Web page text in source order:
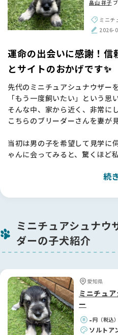
畠山 祥子
ミニチ
2026-
運命の出会いに感謝！信
とサイトのおかげです✨
先代のミニチュアシュナウザー
「もう一度飼いたい」という思
そんな中、家から近く、非常に
こちらのブリーダーさんを妻が
当初は男の子を希望して見学に
ゃんに会ってみると、驚くほど
その場でお迎えを即決しました
最初から最後まで、ブリーダー
きました。
本当にありがとうございました。
【BreederFamiliesへ】
BreederFamiliesは、ブリーダ
ており、事前の検討段階からと
おかげさまで、家族全員が納得
ました！
続
ミニチュアシュナ
ダーの子犬紹介
愛知県
ミニチュ
ー
-円（税込）
ソルトア